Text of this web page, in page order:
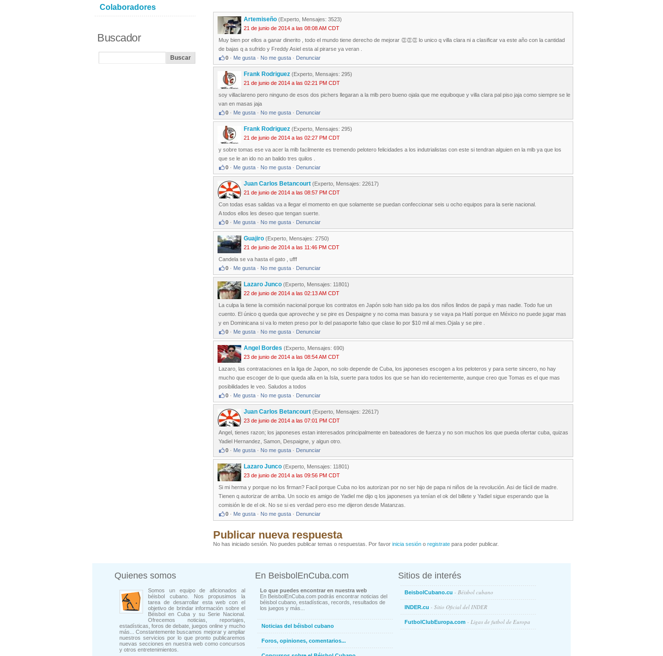
Artemiseño (Experto, Mensajes: 3523)
21 de junio de 2014 a las 08:08 AM CDT
Muy bien por ellos a ganar dinerito , todo el mundo tiene derecho de mejorar 👏👏👏 lo unico q villa clara ni a clasificar va este año con la cantidad
de bajas q a sufrido y Freddy Asiel esta al pirarse ya veran .
0 · Me gusta · No me gusta · Denunciar
Frank Rodriguez (Experto, Mensajes: 295)
21 de junio de 2014 a las 02:21 PM CDT
soy villaclareno pero ninguno de esos dos pichers llegaran a la mlb pero bueno ojala que me equiboque y villa clara pal piso jaja como siempre se le
van en masas jaja
0 · Me gusta · No me gusta · Denunciar
Frank Rodriguez (Experto, Mensajes: 295)
21 de junio de 2014 a las 02:27 PM CDT
y sobre tomas ese va acer la mlb facilmente es tremendo pelotero felicidades a los indutrialistas con este si tendran alguien en la mlb ya que los
que se le an ido no an balido tres quilos .
0 · Me gusta · No me gusta · Denunciar
Juan Carlos Betancourt (Experto, Mensajes: 22617)
21 de junio de 2014 a las 08:57 PM CDT
Con todas esas salidas va a llegar el momento en que solamente se puedan confeccionar seis u ocho equipos para la serie nacional.
A todos ellos les deseo que tengan suerte.
0 · Me gusta · No me gusta · Denunciar
Guajiro (Experto, Mensajes: 2750)
21 de junio de 2014 a las 11:46 PM CDT
Candela se va hasta el gato , ufff
0 · Me gusta · No me gusta · Denunciar
Lazaro Junco (Experto, Mensajes: 11801)
22 de junio de 2014 a las 02:13 AM CDT
La culpa la tiene la comisión nacional porque los contratos en Japón solo han sido pa los dos niños lindos de papá y mas nadie. Todo fue un
cuento. El único q queda que aproveche y se pire es Despaigne y no coma mas basura y se vaya pa Haití porque en México no puede jugar mas
y en Dominicana si va lo meten preso por lo del pasaporte falso que clase lio por $10 mil al mes.Ojala y se pire .
0 · Me gusta · No me gusta · Denunciar
Angel Bordes (Experto, Mensajes: 690)
23 de junio de 2014 a las 08:54 AM CDT
Lazaro, las contrataciones en la liga de Japon, no solo depende de Cuba, los japoneses escogen a los peloteros y para serte sincero, no hay
mucho que escoger de lo que queda alla en la Isla, suerte para todos los que se han ido recientemente, aunque creo que Tomas es el que mas
posibilidades le veo. Saludos a todos
0 · Me gusta · No me gusta · Denunciar
Juan Carlos Betancourt (Experto, Mensajes: 22617)
23 de junio de 2014 a las 07:01 PM CDT
Angel, tienes razon; los japoneses estan interesados principalmente en bateadores de fuerza y no son muchos los que pueda ofertar cuba, quizas
Yadiel Hernandez, Samon, Despaigne, y algun otro.
0 · Me gusta · No me gusta · Denunciar
Lazaro Junco (Experto, Mensajes: 11801)
23 de junio de 2014 a las 09:56 PM CDT
Si mi herma y porque no los firman? Facil porque Cuba no los autorizan por no ser hijo de papa ni niños de la revolución. Asi de fácil de madre.
Tienen q autorizar de arriba. Un socio es amigo de Yadiel me dijo q los japoneses ya tenían el ok del billete y Yadiel sigue esperando que la
comisión le de el ok. No se si es verdad pero eso me dijeron desde Matanzas.
0 · Me gusta · No me gusta · Denunciar
Publicar nueva respuesta
No has iniciado sesión. No puedes publicar temas o respuestas. Por favor inicia sesión o registrate para poder publicar.
Colaboradores
Buscador
Quienes somos
Somos un equipo de aficionados al
béisbol cubano. Nos propusimos la
tarea de desarrollar esta web con el
objetivo de brindar información sobre el
Béisbol en Cuba y su Serie Nacional.
Ofrecemos noticias, reportajes,
estadísticas, foros de debate, juegos online y mucho
más... Constantemente buscamos mejorar y ampliar
nuestros servicios por lo que pronto publicaremos
nuevas secciones en nuestra web como concursos
y otros entretenimientos.
En BeisbolEnCuba.com
Lo que puedes encontrar en nuestra web
En BeisbolEnCuba.com podrás encontrar noticias del
béisbol cubano, estadísticas, records, resultados de
los juegos y más...
Noticias del béisbol cubano
Foros, opiniones, comentarios...
Sitios de interés
BeisbolCubano.cu - Béisbol cubano
INDER.cu - Sitio Oficial del INDER
FutbolClubEuropa.com - Ligas de futbol de Europa